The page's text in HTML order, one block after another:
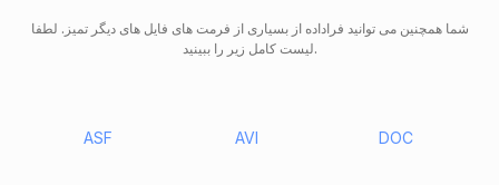
شما همچنین می توانید فراداده از بسیاری از فرمت های فایل های دیگر تمیز. لطفا
لیست کامل زیر را ببینید.
ASF AVI DOC